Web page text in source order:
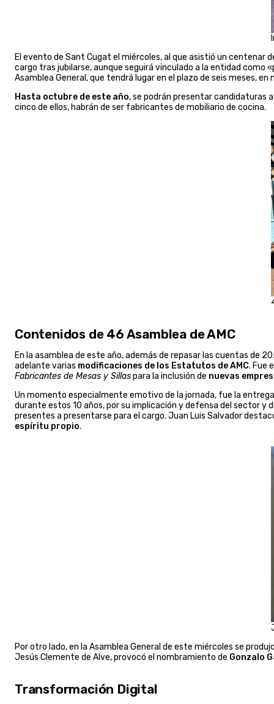
El evento de Sant Cugat el miércoles, al que asistió un centenar
cargo tras jubilarse, aunque seguirá vinculado a la entidad
Asamblea General, que tendrá lugar en el plazo de seis meses, en
Hasta octubre de este año, se podrán presentar candidaturas
cinco de ellos, habrán de ser fabricantes de mobiliario de cocina.
Contenidos de 46 Asamblea de AMC
En la asamblea de este año, además de repasar las cuentas de
adelante varias modificaciones de los Estatutos de AMC. Fue
Fabricantes de Mesas y Sillaspara la inclusión de nuevas
Un momento especialmente emotivo de la jornada, fue la
durante estos 10 años, por su implicación y defensa del sector y
presentes a presentarse para el cargo. Juan Luis Salvador
espíritu propio.
Por otro lado, en la Asamblea General de este miércoles se
Jesús Clemente de Alve, provocó el nombramiento de Gonzalo
Transformación Digital